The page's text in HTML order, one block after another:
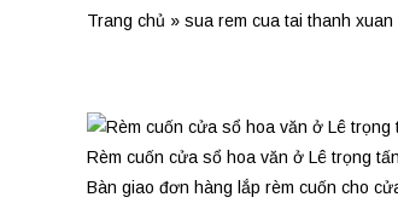
CHỦ
O38.5565.186
Trang chủ » sua rem cua tai thanh xuan
Rèm cuốn cửa sổ hoa văn ở Lê trọng
Bàn giao đơn hàng lắp rèm cuốn cho